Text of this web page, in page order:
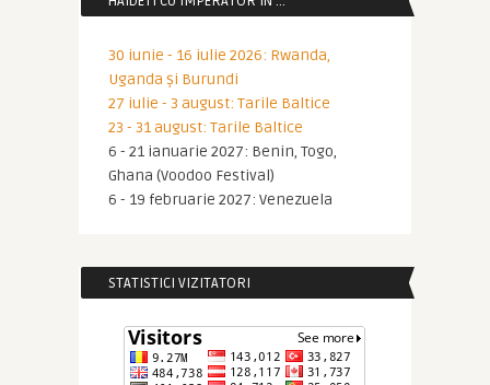
30 iunie - 16 iulie 2026: Rwanda,
Uganda și Burundi
27 iulie - 3 august: Tarile Baltice
23 - 31 august: Tarile Baltice
6 - 21 ianuarie 2027: Benin, Togo,
Ghana (Voodoo Festival)
6 - 19 februarie 2027: Venezuela
STATISTICI VIZITATORI